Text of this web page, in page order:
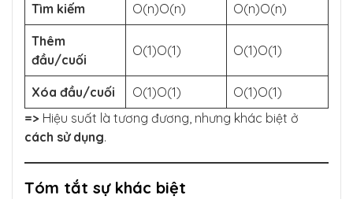
Tìm kiếm O(n)O(n) O(n)O(n)
Thêm
đầu/cuối
O(1)O(1) O(1)O(1)
Xóa đầu/cuối O(1)O(1)
O(1)O(1)
=> Hiệu suất là tương đương, nhưng khác biệt ở
cách sử dụng.
Tóm tắt sự khác biệt